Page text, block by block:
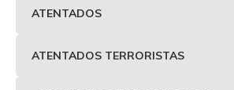
ATENTADOS
ATENTADOS TERRORISTAS